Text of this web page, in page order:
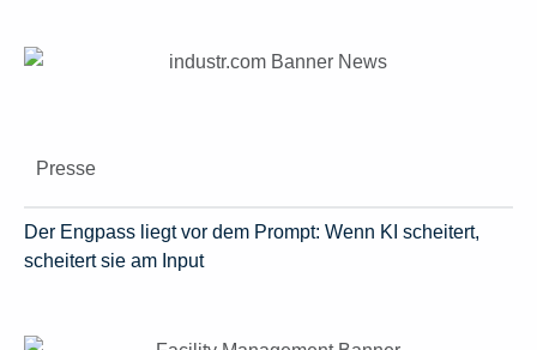
Presse
Der Engpass liegt vor dem Prompt: Wenn KI scheitert,
scheitert sie am Input